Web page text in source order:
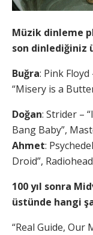
Müzik dinleme
son dinlediğiniz
Buğra: Pink Floyd
“Misery is a
Doğan: Strider –
Bang Baby”,
Ahmet:
Droid”,
100 yıl sonra
üstünde hangi
“Real Guide, Our